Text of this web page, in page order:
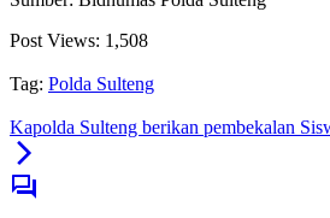
Post Views: 1,508
Tag: Polda Sulteng
Kapolda Sulteng berikan pembekalan